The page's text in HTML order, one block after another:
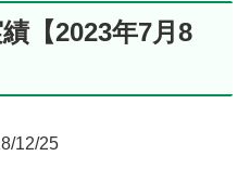
【2023年7月8
12/25